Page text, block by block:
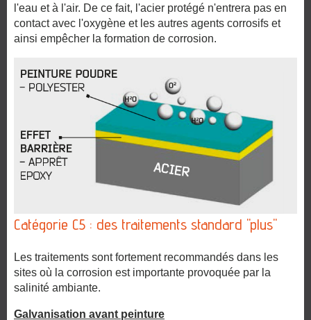
l'eau et à l'air. De ce fait, l'acier protégé n'entrera pas en
contact avec l'oxygène et les autres agents corrosifs et
ainsi empêcher la formation de corrosion.
Catégorie C5 : des traitements standard "plus"
Les traitements sont fortement recommandés dans les
sites où la corrosion est importante provoquée par la
salinité ambiante.
Galvanisation avant peinture